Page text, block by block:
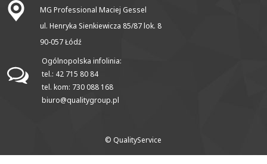
MG Professional Maciej Gessel
ul. Henryka Sienkiewicza 85/87 lok. 8
90-057 Łódź
Ogólnopolska infolinia:
tel.: 42 715 80 84
tel. kom: 730 088 168
biuro@qualitygroup.pl
© QualityService